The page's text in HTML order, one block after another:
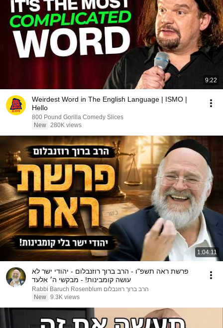
9:22
Weirdest Word in The English Language | ISMO |
Hello
800 Pound Gorilla Comedy Slices
New 280K views
1:04:11
פרשת ראה תשפ"ו - הרב ברוך רוזנבלום - יהודי ישר לא
עושה קומבינות! - מבקשי ה׳ אלעד
הרב ברוך רוזנבלום Rabbi Baruch Rosenblum
New 9.3K views